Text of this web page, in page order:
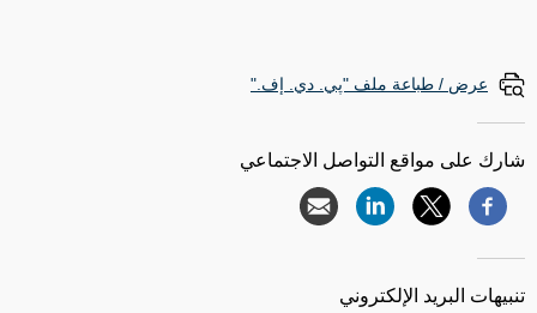
عرض / طباعة ملف "پي. دي. إف."
شارك على مواقع التواصل الاجتماعي
تنبيهات البريد الإلكتروني